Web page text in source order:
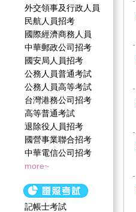
外交領事及行政人員
民航人員招考
國際經濟商務人員
中華郵政公司招考
國安局人員招考
公務人員普通考試
公務人員高等考試
台灣港務公司招考
高等普通考試
退除役人員招考
國營事業聯合招考
中華電信公司招考
more~
記帳士考試